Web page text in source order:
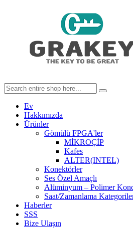
Ev
Hakkımızda
Ürünler
Gömülü FPGA'ler
MİKROÇİP
Kafes
ALTER(INTEL)
Konektörler
Ses Özel Amaçlı
Alüminyum – Polimer
Saat/Zamanlama
Haberler
SSS
Bize Ulaşın